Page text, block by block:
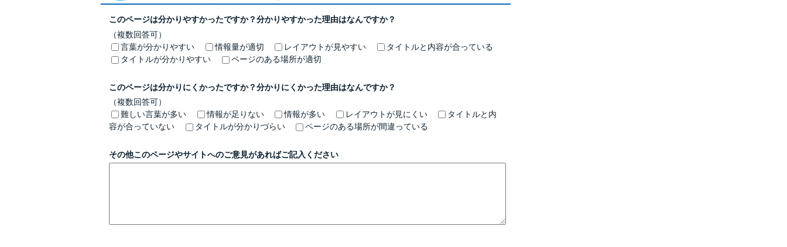
このページは分かりやすかったですか？分かりやすかった理由はなんですか？
（複数回答可）
言葉が分かりやすい
情報量が適切 レイアウトが見やすい
タイトルと内容が合っている
タイトルが分かりやすい
ページのある場所が適切
このページは分かりにくかったですか？分かりにくかった理由はなんですか？
（複数回答可）
難しい言葉が多い
情報が足りない 情報が多い レイアウトが見にくい
タイトルと内
容が合っていない
タイトルが分かりづらい ページのある場所が間違っている
その他このページやサイトへのご意見があればご記入ください